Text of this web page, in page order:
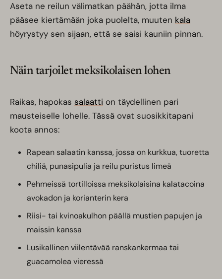
Aseta ne reilun välimatkan päähän, jotta ilma
pääsee kiertämään joka puolelta, muuten kala
höyrystyy sen sijaan, että se saisi kauniin pinnan.
Näin tarjoilet meksikolaisen lohen
Raikas, hapokas salaatti on täydellinen pari
mausteiselle lohelle. Tässä ovat suosikkitapani
koota annos:
Rapean salaatin kanssa, jossa on kurkkua, tuoretta
chiliä, punasipulia ja reilu puristus limeä
Pehmeissä tortilloissa meksikolaisina kalatacoina
avokadon ja korianterin kera
Riisi- tai kvinoakulhon päällä mustien papujen ja
maissin kanssa
Lusikallinen viilentävää ranskankermaa tai
guacamolea vieressä